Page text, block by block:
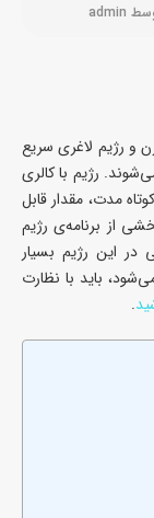
admin
و رژیم لاغری سریع
رژیم با کالری
‌مدت، مقدار قابل
از برنامه‌ی رژیم
در این رژیم بسیار
محدود می‌شود، باید با نظارت
.